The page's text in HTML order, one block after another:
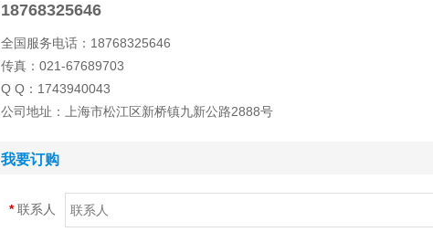
18768325646
全国服务电话：18768325646
传真：021-67689703
Q Q：1743940043
公司地址：上海市松江区新桥镇九新公路2888号
我要订购
*联系人